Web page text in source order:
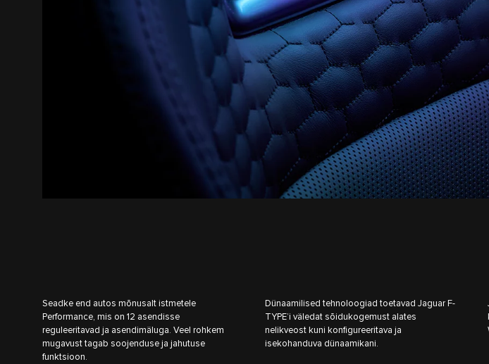
Seadke end autos mõnusalt istmetele
Performance, mis on 12 asendisse
reguleeritavad ja asendimäluga. Veel rohkem
mugavust tagab soojenduse ja jahutuse
funktsioon.
Dünaamilised tehnoloogiad toetavad Jaguar F-
TYPE’i väledat sõidukogemust alates
nelikveost kuni konfigureeritava ja
isekohanduva dünaamikani.